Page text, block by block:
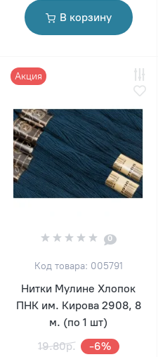
В корзину
Акция
0
Код товара: 005791
Нитки Мулине Хлопок
ПНК им. Кирова 2908, 8
м. (по 1 шт)
19.80р.
-6%